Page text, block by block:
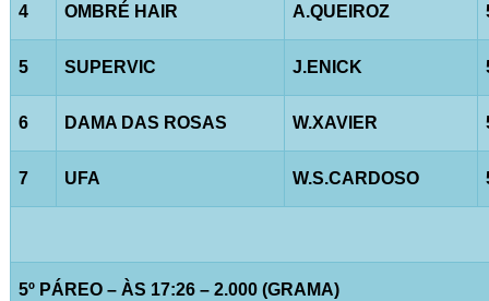
4 OMBRÉ HAIR A.QUEIROZ
5 SUPERVIC J.ENICK
6 DAMA DAS ROSAS W.XAVIER
7 UFA W.S.CARDOSO
5º PÁREO – ÀS 17:26 – 2.000 (GRAMA)